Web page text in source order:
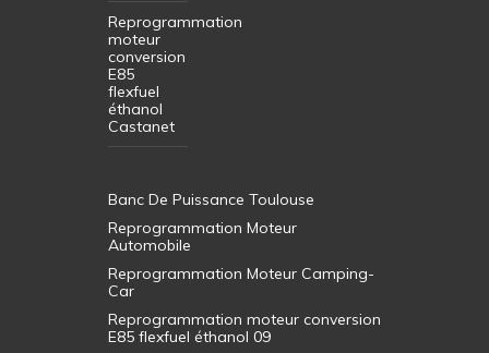
Reprogrammation
moteur
conversion
E85
flexfuel
éthanol
Castanet
Banc De Puissance Toulouse
Reprogrammation Moteur
Automobile
Reprogrammation Moteur Camping-
Car
Reprogrammation moteur conversion
E85 flexfuel éthanol 09